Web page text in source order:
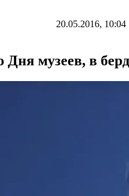
20.05.2016, 10:04
Дня музеев, в